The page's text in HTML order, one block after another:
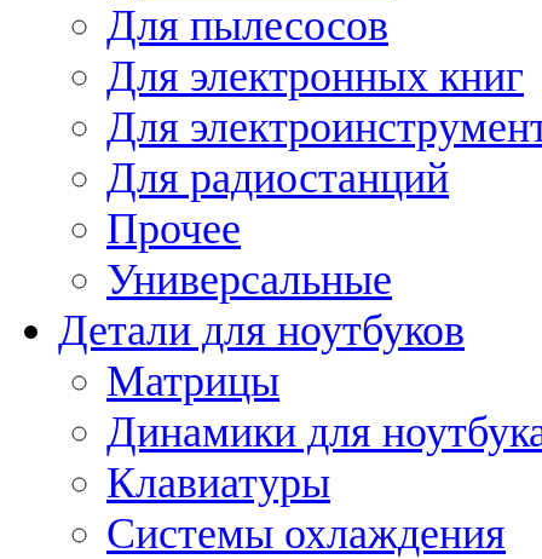
Для пылесосов
Для электронных книг
Для
Для радиостанций
Прочее
Универсальные
Детали для ноутбуков
Матрицы
Динамики для
Клавиатуры
Системы охлаждения